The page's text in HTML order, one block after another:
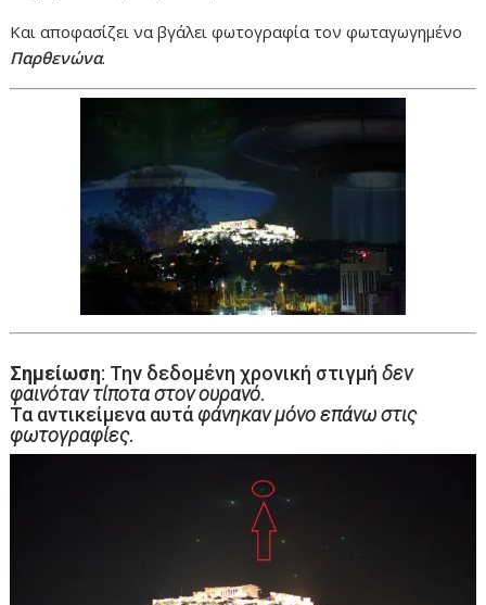
Και αποφασίζει να βγάλει φωτογραφία τον φωταγωγημένο
Παρθενώνα.
Σημείωση: Την δεδομένη χρονική στιγμήδεν
φαινόταν τίποτα στον ουρανό.
Τα αντικείμενα αυτάφάνηκαν μόνο επάνω στις
φωτογραφίες.